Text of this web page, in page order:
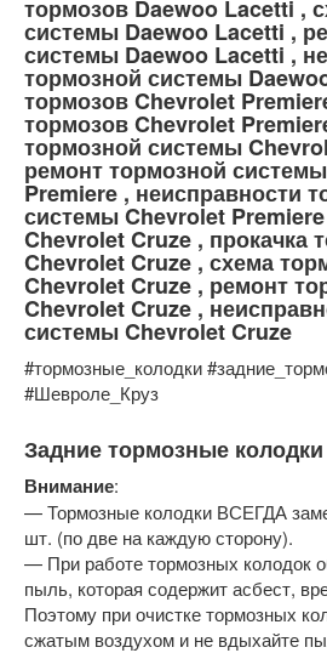
тормозов Daewoo Lacetti ,
системы Daewoo Lacetti ,
системы Daewoo Lacetti ,
тормозной системы
тормозов Chevrolet
тормозов Chevrolet
тормозной системы
ремонт тормозной
Premiere , неисправности
системы Chevrolet
Chevrolet Cruze , прокачка
Chevrolet Cruze , схема
Chevrolet Cruze , ремонт
Chevrolet Cruze ,
системы Chevrolet Cruze
#тормозные_колодки
#Шевроле_Круз
Задние тормозные колодки
Внимание:
— Тормозные колодки ВСЕГДА
шт. (по две на каждую сторону).
— При работе тормозных колодок
пыль, которая содержит асбест,
Поэтому при очистке тормозных
сжатым воздухом и не вдыхайте